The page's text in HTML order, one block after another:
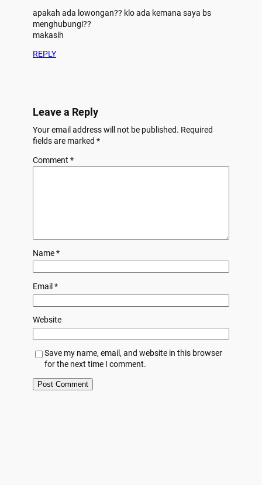
apakah ada lowongan?? klo ada kemana saya bs
menghubungi??
makasih
REPLY
Leave a Reply
Your email address will not be published. Required
fields are marked *
Comment *
Name*
Email *
Website
Save my name, email, and website in this browser
for the next time I comment.